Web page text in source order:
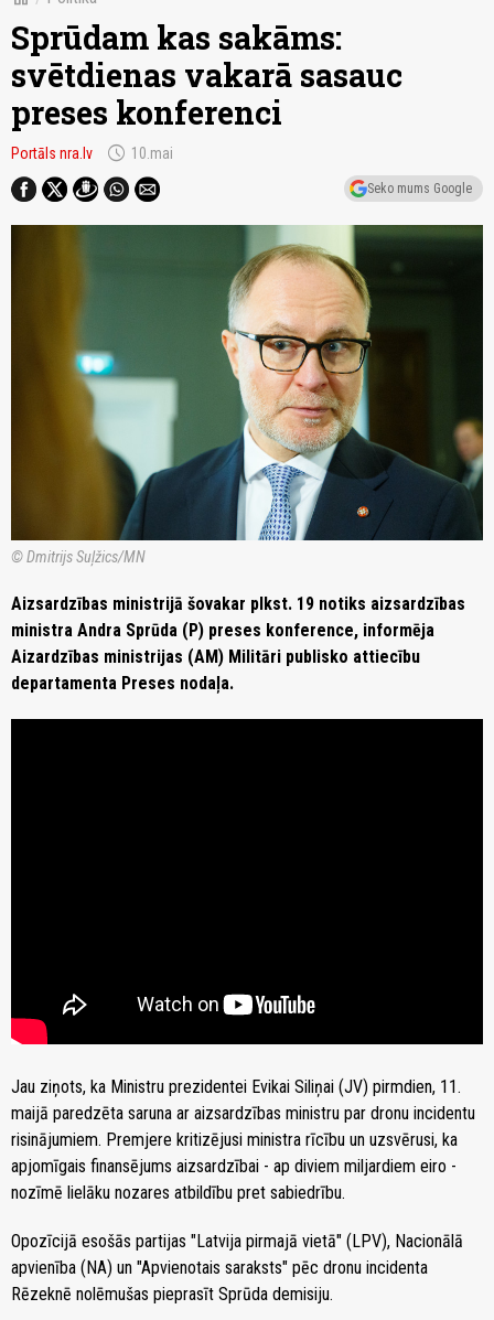
Sprūdam kas sakāms:
svētdienas vakarā sasauc
preses konferenci
Portāls nra.lv schedule 10.mai
Seko mums Google
© Dmitrijs Suļžics/MN
Aizsardzības ministrijā šovakar plkst. 19 notiks aizsardzības
ministra Andra Sprūda (P) preses konference, informēja
Aizardzības ministrijas (AM) Militāri publisko attiecību
departamenta Preses nodaļa.
Jau ziņots, ka Ministru prezidentei Evikai Siliņai (JV) pirmdien, 11.
maijā paredzēta saruna ar aizsardzības ministru par dronu incidentu
risinājumiem. Premjere kritizējusi ministra rīcību un uzsvērusi, ka
apjomīgais finansējums aizsardzībai - ap diviem miljardiem eiro -
nozīmē lielāku nozares atbildību pret sabiedrību.
Opozīcijā esošās partijas "Latvija pirmajā vietā" (LPV), Nacionālā
apvienība (NA) un "Apvienotais saraksts" pēc dronu incidenta
Rēzeknē nolēmušas pieprasīt Sprūda demisiju.